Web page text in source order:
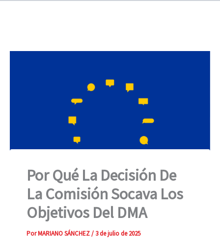
Por Qué La Decisión De
La Comisión Socava Los
Objetivos Del DMA
PorMARIANO SÁNCHEZ/ 3 de julio de 2025